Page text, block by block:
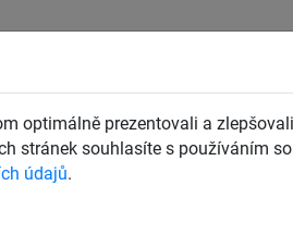
optimálně prezentovali a
stránek souhlasíte s používáním
údajů.
BEZPEČNOSTNÍ SÍTĚ